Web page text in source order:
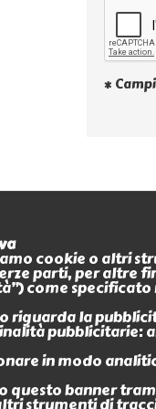
*
PAGAMENTI
CERTIFICATI
cookie o altri
parti, per altre
come
riguarda la
pubblicitarie:
in modo
questo banner